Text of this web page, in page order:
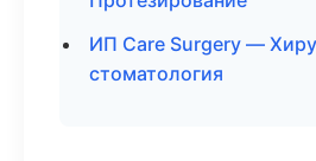
ИП Care Surgery —
стоматология